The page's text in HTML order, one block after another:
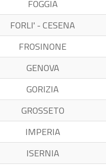
FOGGIA
FORLI' - CESENA
FROSINONE
GENOVA
GORIZIA
GROSSETO
IMPERIA
ISERNIA